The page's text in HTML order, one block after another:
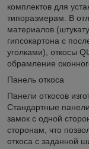
комплектов для
типоразмерам. В
материалов
гипсокартона с
уголками), откосы
обрамление
Панель откоса
Панели откосов
Стандартные
замок с одной
сторонам, что
откоса с заданной